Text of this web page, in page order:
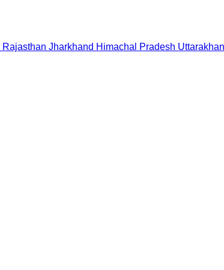
Rajasthan Jharkhand Himachal Pradesh